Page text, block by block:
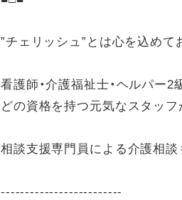
”チェリッシュ”とは心を込めて
看護師・介護福祉士・ヘルパー2
どの資格を持つ元気なスタッフ
相談支援専門員による介護相談
-------------------------